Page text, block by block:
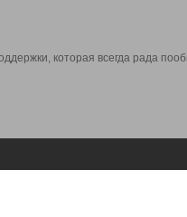
которая всегда рада